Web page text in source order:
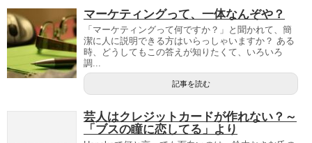
マーケティングって、一体なんぞや？
「マーケティングって何ですか？」と聞かれて、簡
潔に人に説明できる方はいらっしゃいますか？ ある
時、どうしてもこの答えが知りたくて、いろいろ
調...
記事を読む
芸人はクレジットカードが作れない？～
「ブスの瞳に恋してる」より